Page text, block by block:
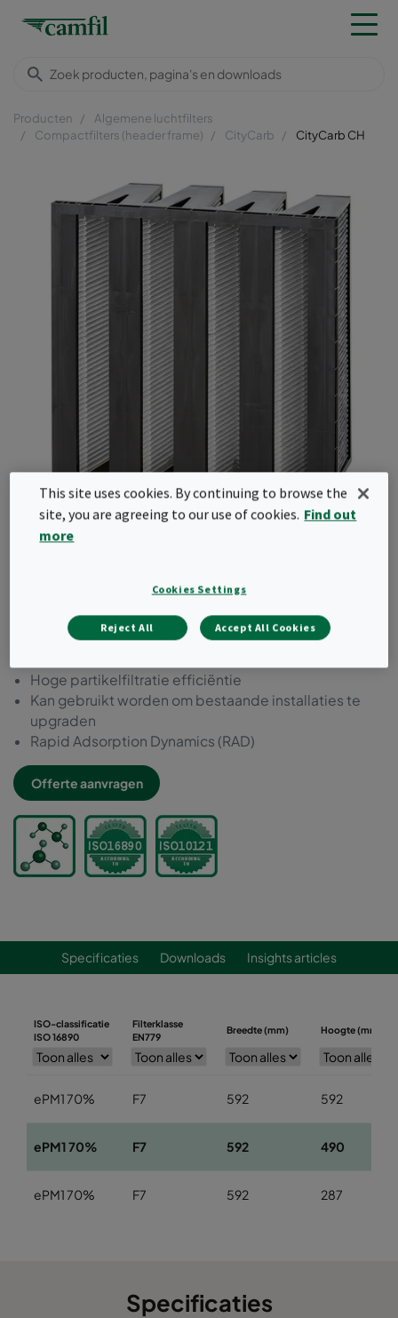
Producten
Algemene luchtfilters
Compactfilters (header frame)
CityCarb CityCarb CH
Compacte "2 in 1" filtratie oplossing; deeltjes- en
moleculaire filtratie
Ideaal voor het filteren van organische zuren
Hoge partikelfiltratie efficiëntie
Kan gebruikt worden om bestaande installaties te
upgraden
Rapid Adsorption Dynamics (RAD)
Offerte aanvragen
Specificaties Downloads Insights articles
ISO-classificatie
ISO 16890
Filterklasse
EN779
Breedte (mm) Hoogte (mm)
ePM1 70% F7 592 592
ePM1 70% F7 592 490
ePM1 70% F7 592 287
Specificaties
This site uses cookies. By continuing to browse the
site, you are agreeing to our use of cookies. Find out
more
Cookies Settings
Reject All Accept All Cookies